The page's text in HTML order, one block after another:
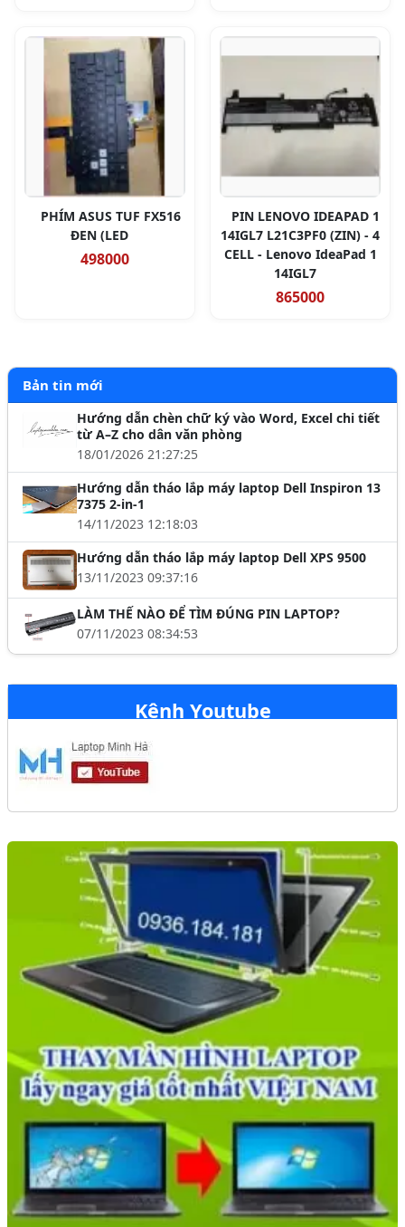
PHÍM ASUS TUF FX516
ĐEN (LED
498000
PIN LENOVO IDEAPAD 1
14IGL7 L21C3PF0 (ZIN) - 4
CELL - Lenovo IdeaPad 1
14IGL7
865000
Bản tin mới
Hướng dẫn chèn chữ ký vào Word, Excel chi tiết
từ A–Z cho dân văn phòng
18/01/2026 21:27:25
Hướng dẫn tháo lắp máy laptop Dell Inspiron 13
7375 2-in-1
14/11/2023 12:18:03
Hướng dẫn tháo lắp máy laptop Dell XPS 9500
13/11/2023 09:37:16
LÀM THẾ NÀO ĐỂ TÌM ĐÚNG PIN LAPTOP?
07/11/2023 08:34:53
Kênh Youtube